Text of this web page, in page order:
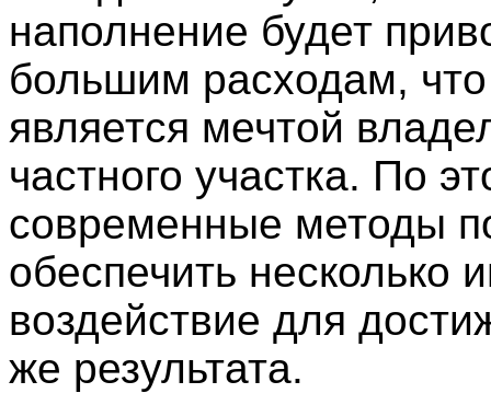
наполнение будет
большим расходам,
является мечтой
частного участка. По
современные методы
обеспечить несколько
воздействие для
же результата.